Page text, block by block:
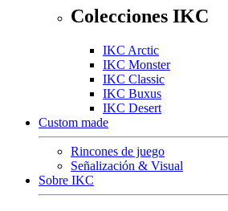
Colecciones IKC
IKC Arctic
IKC Monster
IKC Classic
IKC Buxus
IKC Desert
Custom made
Rincones de juego
Señalización & Visual
Sobre IKC